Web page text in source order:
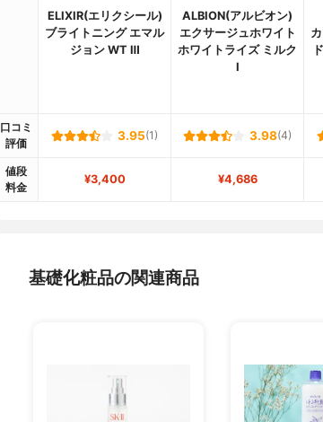
ELIXIR(エリクシール)
ブライトニング エマル
ジョン WT Ⅲ
ALBION(アルビオン)
エクサージュホワイト
ホワイトライズ ミルク
Ⅰ
口コミ
評価
3.95(1) 3.98(4)
値段
料金
¥3,400 ¥4,686
基礎化粧品の関連商品